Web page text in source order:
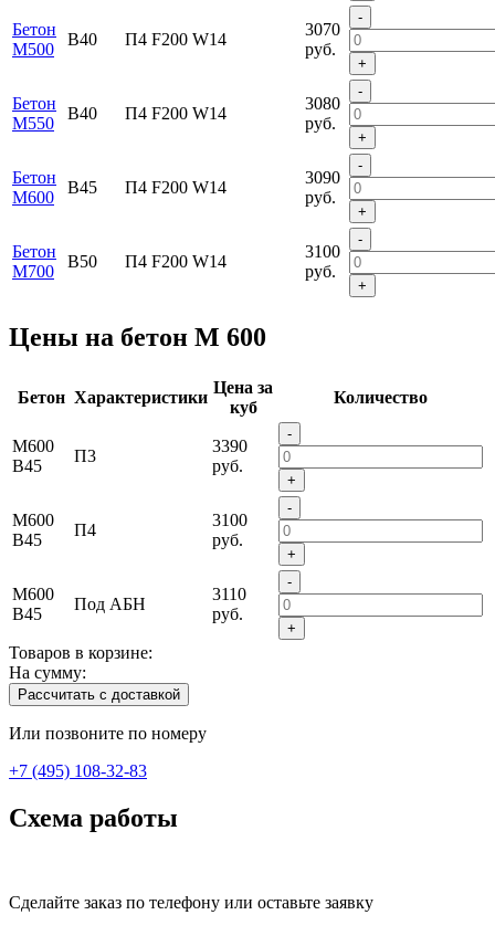
Бетон
М500
В40 П4 F200 W14
3070
руб.
-
+
Бетон
М550
В40 П4 F200 W14
3080
руб.
-
+
Бетон
М600
В45 П4 F200 W14
3090
руб.
-
+
Бетон
М700
В50 П4 F200 W14
3100
руб.
-
+
Цены на бетон М 600
Бетон Характеристики
Цена за
куб
Количество
М600
В45
П3
3390
руб.
-
+
М600
В45
П4
3100
руб.
-
+
М600
В45
Под АБН
3110
руб.
-
+
Товаров в корзине:
На сумму:
Рассчитать с доставкой
Или позвоните по номеру
+7 (495) 108-32-83
Схема работы
Сделайте заказ по телефону или оставьте заявку